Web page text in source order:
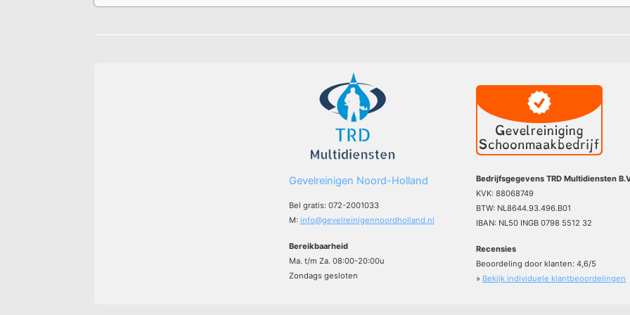
Gevelreinigen Noord-Holland
Bel gratis: 072-2001033
M: info@gevelreinigennoordholland.nl
Bereikbaarheid
Ma. t/m Za. 08:00-20:00u
Zondags gesloten
Bedrijfsgegevens TRD Multidiensten
KVK: 88068749
BTW: NL8644.93.496.B01
IBAN: NL50 INGB 0798 5512 32
Recensies
Beoordeling door klanten: 4,6/5
» Bekijk individuele klantbeoordelingen